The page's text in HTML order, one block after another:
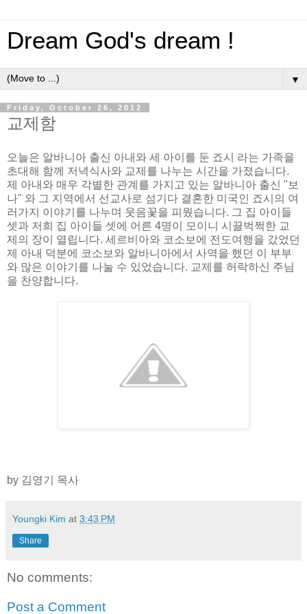
Dream God's dream !
▼
Friday, October 26, 2012
교제함
오늘은 알바니아 출신 아내와 세 아이를 둔 죠시 라는 가족을
초대해 함께 저녁식사와 교제를 나누는 시간을 가졌습니다.
제 아내와 매우 각별한 관계를 가지고 있는 알바니아 출신 "보
나" 와 그 지역에서 선교사로 섬기다 결혼한 미국인 죠시의 여
러가지 이야기를 나누며 웃음꽃을 피웠습니다. 그 집 아이들
셋과 저희 집 아이들 셋에 어른 4명이 모이니 시끌벅쩍한 교
제의 장이 열립니다. 세르비아와 코소보에 전도여행을 갔었던
제 아내 덕분에 코소보와 알바니아에서 사역을 했던 이 부부
와 많은 이야기를 나눌 수 있었습니다. 교제를 허락하신 주님
을 찬양합니다.
by 김영기 목사
Youngki Kim at 3:43 PM
Share
No comments:
Post a Comment